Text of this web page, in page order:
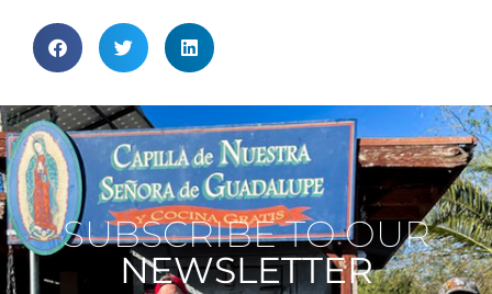
SUBSCRIBE TO OUR
NEWSLETTER